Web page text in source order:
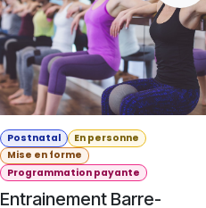
Postnatal
En personne
Mise en forme
Programmation payante
Entrainement Barre-